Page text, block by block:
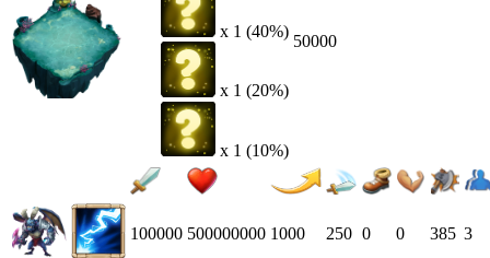
x 1 (40%)
x 1 (20%)
x 1 (10%)
50000
100000 500000000 1000 250 0 0 385 3